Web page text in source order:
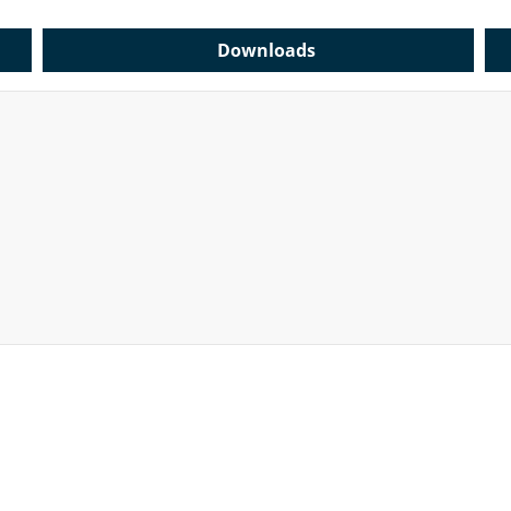
Downloads